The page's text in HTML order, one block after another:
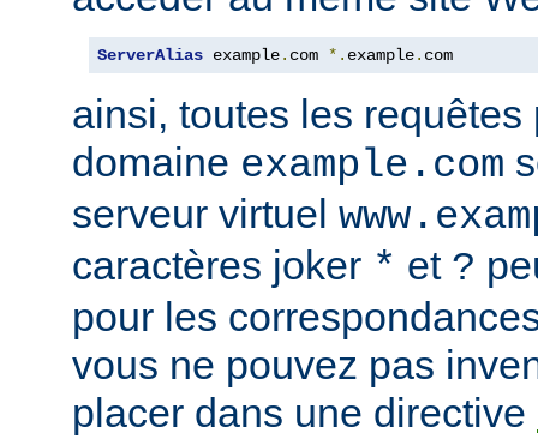
ServerAlias example. com *. example. com
ainsi, toutes les requêtes
domaine example.com
serveur virtuel
caractères joker * et ?
pour les
vous ne pouvez pas
placer dans une directive